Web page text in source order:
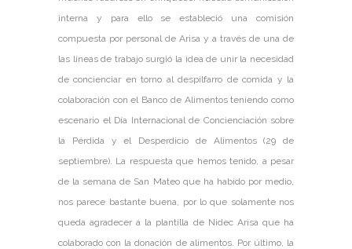
interna y para ello se estableció una comisión
compuesta por personal de Arisa y a través de una de
las líneas de trabajo surgió la idea de unir la necesidad
de concienciar en torno al despilfarro de comida y la
colaboración con el Banco de Alimentos teniendo como
escenario el Día Internacional de Concienciación sobre
la Pérdida y el Desperdicio de Alimentos (29 de
septiembre). La respuesta que hemos tenido, a pesar
de la semana de San Mateo que ha habido por medio,
nos parece bastante buena, por lo que solamente nos
queda agradecer a la plantilla de Nidec Arisa que ha
colaborado con la donación de alimentos. Por último, la